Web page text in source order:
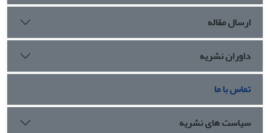
ارسال مقاله
داوران نشریه
تماس با ما
سیاست های نشریه